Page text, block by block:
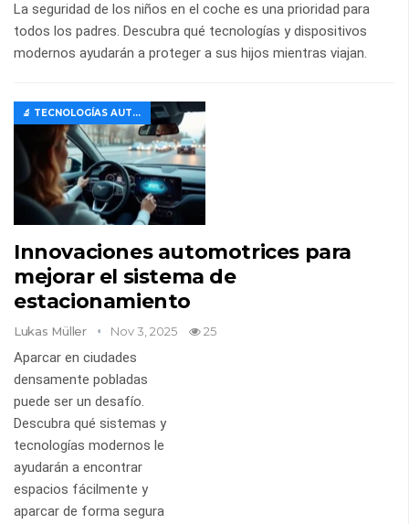
La seguridad de los niños en el coche es una prioridad para
todos los padres. Descubra qué tecnologías y dispositivos
modernos ayudarán a proteger a sus hijos mientras viajan.
🔬 TECNOLOGÍAS AUTOMOTRICES MODERNAS
Innovaciones automotrices para
mejorar el sistema de
estacionamiento
Lukas Müller Nov 3, 2025 25
Aparcar en ciudades
densamente pobladas
puede ser un desafío.
Descubra qué sistemas y
tecnologías modernos le
ayudarán a encontrar
espacios fácilmente y
aparcar de forma segura